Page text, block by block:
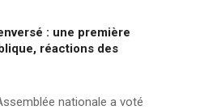
: une première
réactions des
nationale a voté